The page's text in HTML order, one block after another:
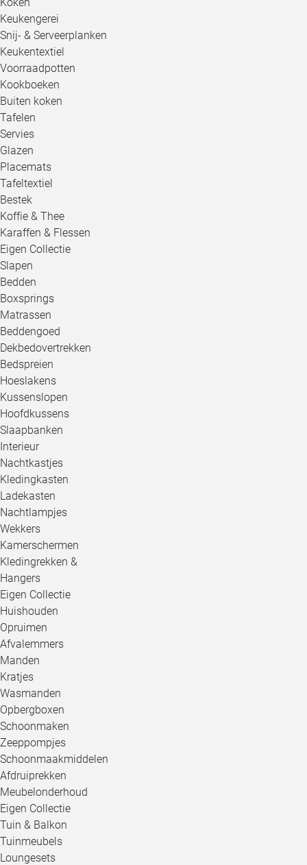
Keukengerei
Snij- & Serveerplanken
Keukentextiel
Voorraadpotten
Kookboeken
Buiten koken
Tafelen
Servies
Glazen
Placemats
Tafeltextiel
Bestek
Koffie & Thee
Karaffen & Flessen
Eigen Collectie
Slapen
Bedden
Boxsprings
Matrassen
Beddengoed
Dekbedovertrekken
Bedspreien
Hoeslakens
Kussenslopen
Hoofdkussens
Slaapbanken
Interieur
Nachtkastjes
Kledingkasten
Ladekasten
Nachtlampjes
Wekkers
Kamerschermen
Kledingrekken &
Hangers
Eigen Collectie
Huishouden
Opruimen
Afvalemmers
Manden
Kratjes
Wasmanden
Opbergboxen
Schoonmaken
Zeeppompjes
Schoonmaakmiddelen
Afdruiprekken
Meubelonderhoud
Eigen Collectie
Tuin & Balkon
Tuinmeubels
Loungesets